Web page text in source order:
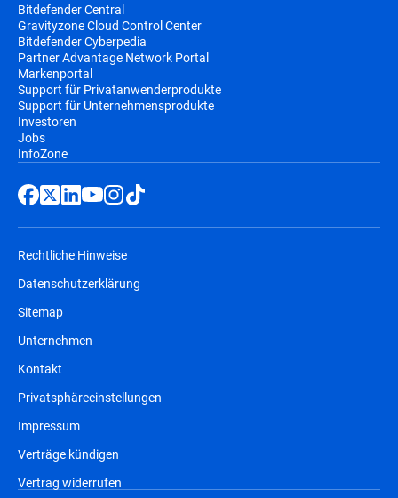
Bitdefender Central
Gravityzone Cloud Control Center
Bitdefender Cyberpedia
Partner Advantage Network Portal
Markenportal
Support für Privatanwenderprodukte
Support für Unternehmensprodukte
Investoren
Jobs
InfoZone
Rechtliche Hinweise
Datenschutzerklärung
Sitemap
Unternehmen
Kontakt
Privatsphäreeinstellungen
Impressum
Verträge kündigen
Vertrag widerrufen